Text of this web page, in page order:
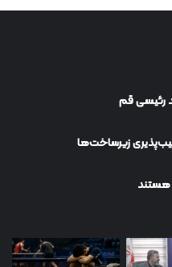
رئیسی قم
زیرساخت‌ها
هستند